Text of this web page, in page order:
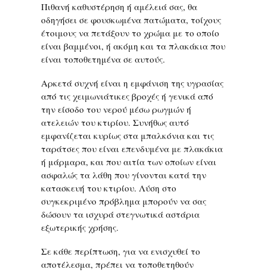
Πιθανή καθυστέρηση ή αμέλειά σας, θα
οδηγήσει σε φουσκωμένα πατώματα, τοίχους
έτοιμους να πετάξουν το χρώμα με το οποίο
είναι βαμμένοι, ή ακόμη και τα πλακάκια που
είναι τοποθετημένα σε αυτούς.
Αρκετά συχνή είναι η εμφάνιση της υγρασίας
από τις χειμωνιάτικες βροχές ή γενικά από
την είσοδο του νερού μέσω ρωγμών ή
ατελειών του κτιρίου. Συνήθως αυτό
εμφανίζεται κυρίως στα μπαλκόνια και τις
ταράτσες που είναι επενδυμένα με πλακάκια
ή μάρμαρα, και που αιτία των οποίων είναι
ασφαλώς τα λάθη που γίνονται κατά την
κατασκευή του κτιρίου. Λύση στο
συγκεκριμένο πρόβλημα μπορούν να σας
δώσουν τα ισχυρά στεγνωτικά αστάρια
εξωτερικής χρήσης.
Σε κάθε περίπτωση, για να ενισχυθεί το
αποτέλεσμα, πρέπει να τοποθετηθούν